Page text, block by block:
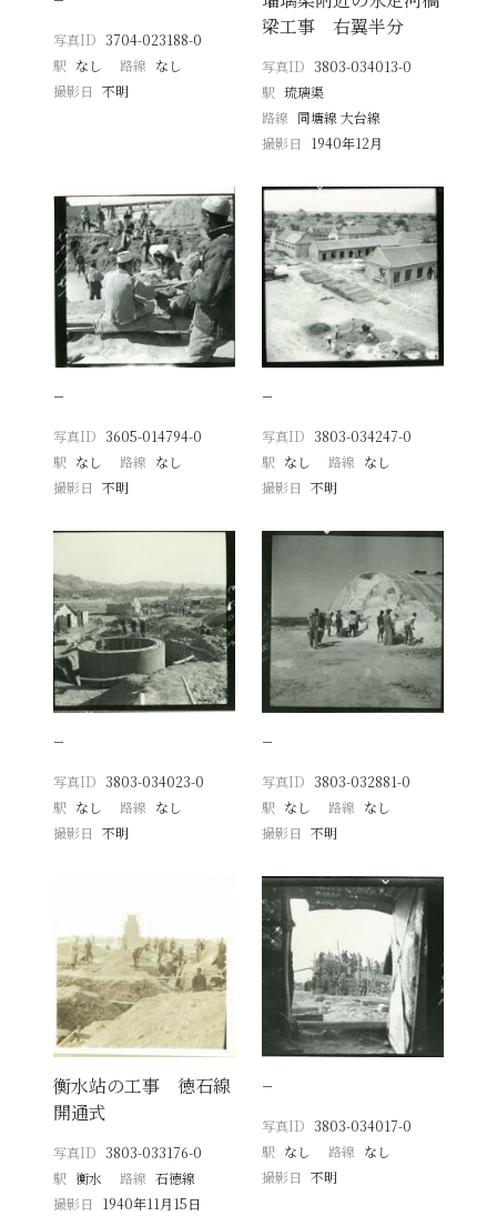
写真ID 3704-023188-0
駅 なし 路線 なし
撮影日
不明
梁工事 右翼半分
写真ID 3803-034013-0
駅 琉璃渠
路線 同塘線 大台線
撮影日
1940年12月
−
写真ID 3605-014794-0
駅 なし 路線 なし
撮影日
不明
−
写真ID 3803-034247-0
駅 なし 路線 なし
撮影日 不明
−
写真ID 3803-034023-0
駅 なし 路線 なし
撮影日
不明
−
写真ID 3803-032881-0
駅 なし 路線 なし
撮影日 不明
衡水站の工事 徳石線
開通式
写真ID 3803-033176-0
駅 衡水 路線 石徳線
撮影日
1940年11月15日
−
写真ID 3803-034017-0
駅 なし 路線 なし
撮影日 不明